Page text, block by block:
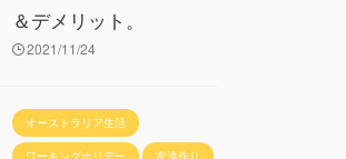
＆デメリット。
2021/11/24
オーストラリア生活
ワーキングホリデー 友達作り